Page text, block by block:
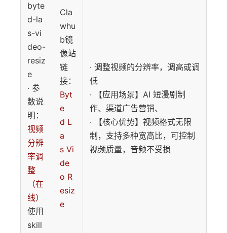
byte
d-la
s-vi
deo-
resiz
e
· 参
数说
明：
视频
分辨
率调
整
（在
线）
使用
skill
Cla
whu
b镜
像站
链
接：
Byt
e
d L
a
s Vi
de
o R
esiz
e
· 调整视频的分辨率，调高或调
低
· 【应用场景】AI 短漫剧制
作、渠道广告营销、
· 【核心优势】视频格式无限
制，支持多种宽高比，可控制
视频质量，音频不受损